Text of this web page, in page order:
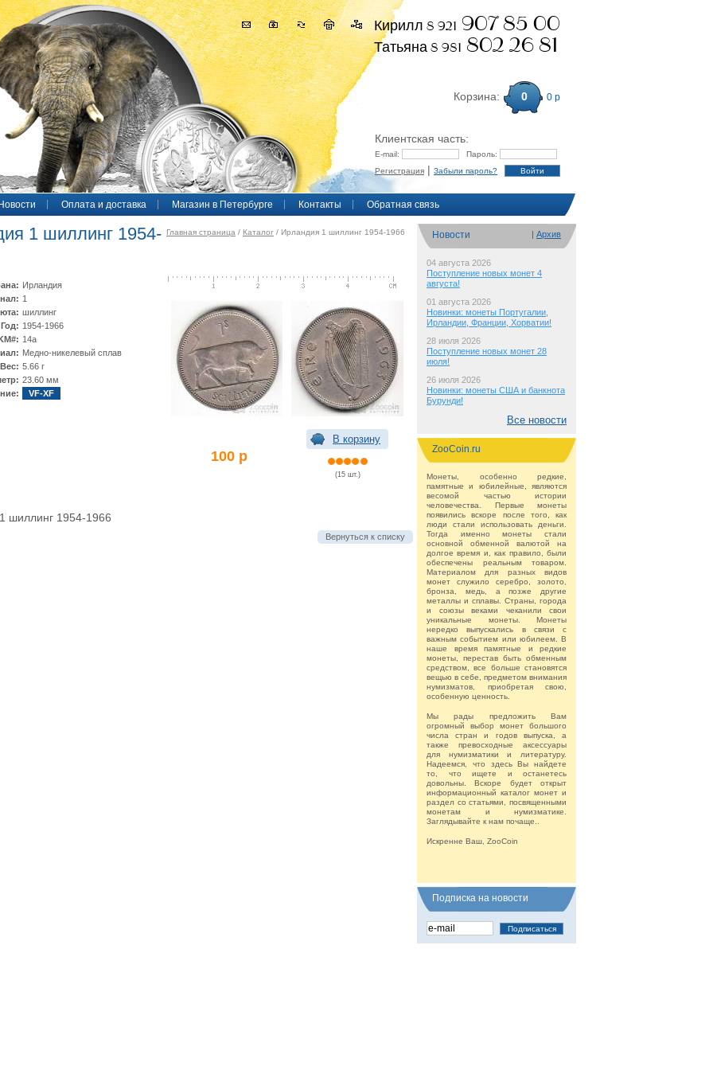
Кирилл 8 921 907 85 00
Татьяна 8 981 802 26 81
Корзина: 0 0 р
Клиентская часть:
E-mail:
Пароль:
Регистрация | Забыли пароль?
Новости Оплата и доставка Магазин в Петербурге Контакты Обратная связь
Новости | Архив
04 августа 2026
Поступление новых монет 4
августа!
01 августа 2026
Новинки: монеты Португалии,
Ирландии, Франции, Хорватии!
28 июля 2026
Поступление новых монет 28
июля!
26 июля 2026
Новинки: монеты США и банкнота
Бурунди!
Все новости
ZooCoin.ru
Монеты, особенно редкие,
памятные и юбилейные, являются
весомой частью истории
человечества. Первые монеты
появились вскоре после того, как
люди стали использовать деньги.
Тогда именно монеты стали
основной обменной валютой на
долгое время и, как правило, были
обеспечены реальным товаром.
Материалом для разных видов
монет служило серебро, золото,
бронза, медь, а позже другие
металлы и сплавы. Страны, города
и союзы веками чеканили свои
уникальные монеты. Монеты
нередко выпускались в связи с
важным событием или юбилеем. В
наше время памятные и редкие
монеты, перестав быть обменным
средством, все больше становятся
вещью в себе, предметом внимания
нумизматов, приобретая свою,
особенную ценность.
Мы рады предложить Вам
огромный выбор монет большого
числа стран и годов выпуска, а
также превосходные аксессуары
для нумизматики и литературу.
Надеемся, что здесь Вы найдете
то, что ищете и останетесь
довольны. Вскоре будет открыт
информационный каталог монет и
раздел со статьями, посвященными
монетам и нумизматике.
Заглядывайте к нам почаще..
Искренне Ваш, ZooCoin
Подписка на новости
Главная страница / Каталог / Ирландия 1 шиллинг 1954-1966
1 шиллинг 1954-
Ирландия
1
шиллинг
Год: 1954-1966
14а
Медно-никелевый сплав
Вес: 5.66 г
23.60 мм
VF-XF
100 р
В корзину
(15 шт.)
шиллинг 1954-1966
Вернуться к списку